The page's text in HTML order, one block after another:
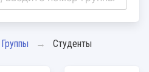
Группы Студенты